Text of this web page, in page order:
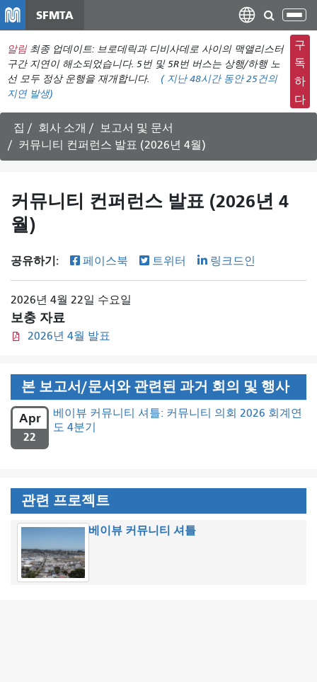
컨
텐
츠
건
너
뛰
기
SFMTA
탐
색
메
뉴
전
환
알림 최종 업데이트: 브로데릭과 디비사데로 사이의 맥앨리스터
구간 지연이 해소되었습니다. 5번 및 5R번 버스는 상행/하행 노
선 모두 정상 운행을 재개합니다.
( 지난 48시간 동안25건의
지연 발생)
구
독
하
다
집 회사 소개
보고서 및 문서
커뮤니티 컨퍼런스 발표 (2026년 4월)
커뮤니티 컨퍼런스 발표 (2026년 4
월)
공유하기: 페이스북 트위터 링크드인
2026년 4월 22일 수요일
보충 자료
2026년 4월 발표
본 보고서/문서와 관련된 과거 회의 및 행사
Apr
22
베이뷰 커뮤니티 셔틀: 커뮤니티 의회 2026 회계연
도 4분기
관련 프로젝트
베이뷰 커뮤니티 셔틀